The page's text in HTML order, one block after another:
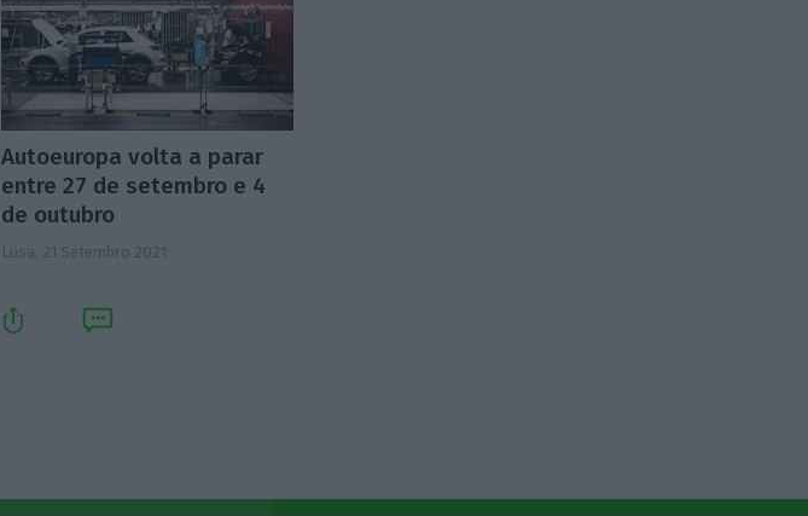
Autoeuropa volta a parar
entre 27 de setembro e 4
de outubro
Lusa, 21 Setembro 2021